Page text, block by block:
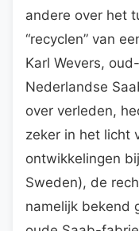
andere over het
“recyclen” van
Karl Wevers,
Nederlandse
over verleden,
zeker in het licht
ontwikkelingen
Sweden), de
namelijk bekend